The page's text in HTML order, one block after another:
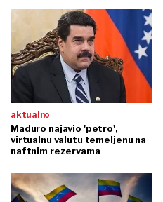
aktualno
Maduro najavio 'petro',
virtualnu valutu temeljenu na
naftnim rezervama